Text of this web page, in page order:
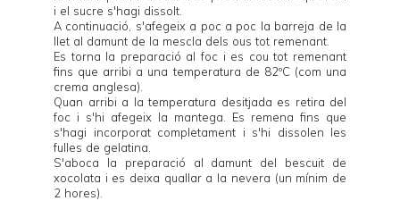
i el sucre s'hagi dissolt.
A continuació, s'afegeix a poc a poc la barreja de la
llet al damunt de la mescla dels ous tot remenant.
Es torna la preparació al foc i es cou tot remenant
fins que arribi a una temperatura de 82ºC (com una
crema anglesa).
Quan arribi a la temperatura desitjada es retira del
foc i s'hi afegeix la mantega. Es remena fins que
s'hagi incorporat completament i s'hi dissolen les
fulles de gelatina.
S'aboca la preparació al damunt del bescuit de
xocolata i es deixa quallar a la nevera (un mínim de
2 hores).